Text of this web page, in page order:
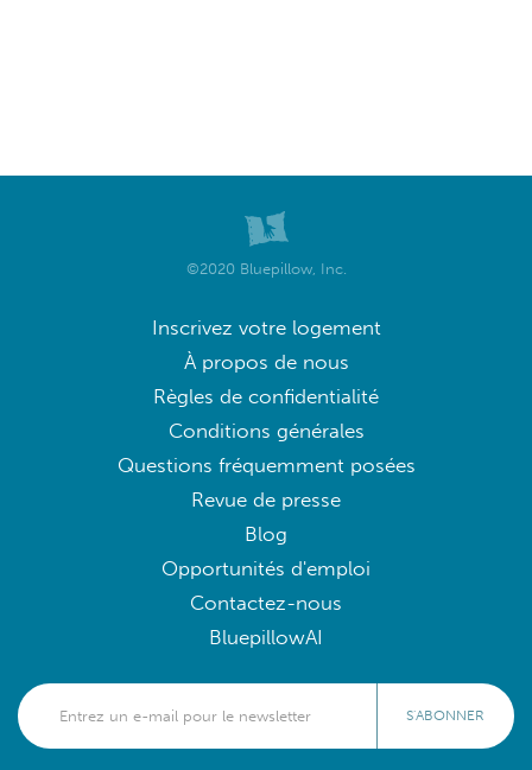
©2020 Bluepillow, Inc.
Inscrivez votre logement
À propos de nous
Règles de confidentialité
Conditions générales
Questions fréquemment posées
Revue de presse
Blog
Opportunités d'emploi
Contactez-nous
BluepillowAI
S'ABONNER